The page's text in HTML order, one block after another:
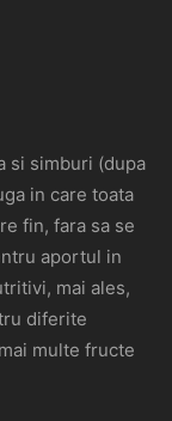
si simburi (dupa
in care toata
fin, fara sa se
aportul in
mai ales,
diferite
multe fructe